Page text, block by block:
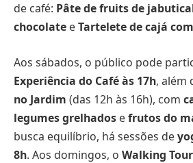
de café: Pâte de fruits de
chocolate eTartelete de cajá
Aos sábados, o público pode
Experiência do Café às 17h, além
no Jardim (das 12h às 16h), com
legumes grelhados efrutos do
busca equilíbrio, há sessões de
8h. Aos domingos, o Walking Tour